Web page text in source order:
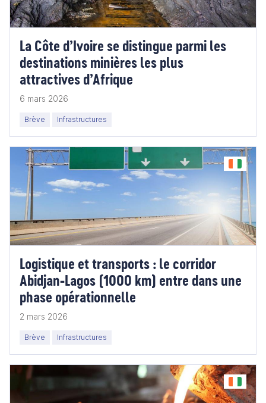
La Côte d’Ivoire se distingue parmi les
destinations minières les plus
attractives d’Afrique
6 mars 2026
Brève Infrastructures
Logistique et transports : le corridor
Abidjan‑Lagos (1000 km) entre dans une
phase opérationnelle
2 mars 2026
Brève Infrastructures